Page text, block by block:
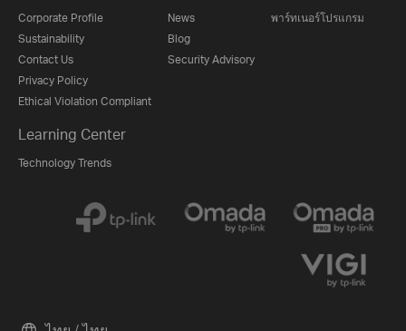
Corporate Profile
Sustainability
Contact Us
Privacy Policy
Ethical Violation Compliant
News
Blog
Security Advisory
พาร์ทเนอร์โปรแกรม
Learning Center
Technology Trends